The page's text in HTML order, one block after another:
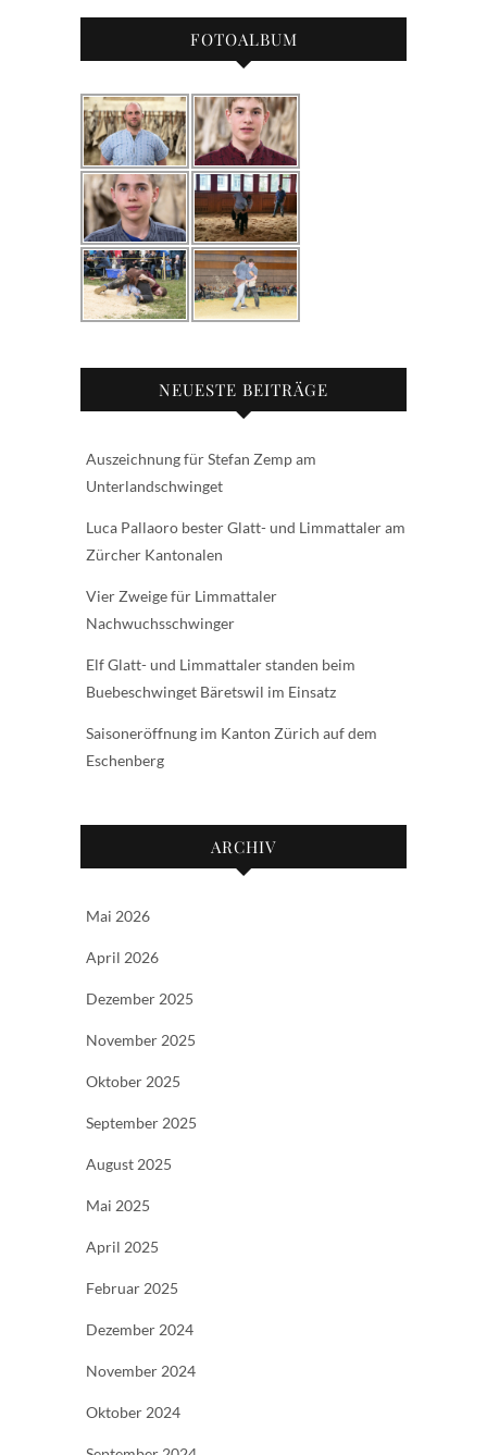
FOTOALBUM
NEUESTE BEITRÄGE
Auszeichnung für Stefan Zemp am
Unterlandschwinget
Luca Pallaoro bester Glatt- und Limmattaler am
Zürcher Kantonalen
Vier Zweige für Limmattaler
Nachwuchsschwinger
Elf Glatt- und Limmattaler standen beim
Buebeschwinget Bäretswil im Einsatz
Saisoneröffnung im Kanton Zürich auf dem
Eschenberg
ARCHIV
Mai 2026
April 2026
Dezember 2025
November 2025
Oktober 2025
September 2025
August 2025
Mai 2025
April 2025
Februar 2025
Dezember 2024
November 2024
Oktober 2024